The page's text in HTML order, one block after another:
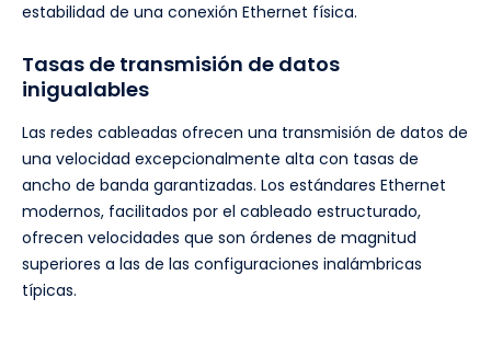
estabilidad de una conexión Ethernet física.
Tasas de transmisión de datos
inigualables
Las redes cableadas ofrecen una transmisión de datos de
una velocidad excepcionalmente alta con tasas de
ancho de banda garantizadas. Los estándares Ethernet
modernos, facilitados por el cableado estructurado,
ofrecen velocidades que son órdenes de magnitud
superiores a las de las configuraciones inalámbricas
típicas.